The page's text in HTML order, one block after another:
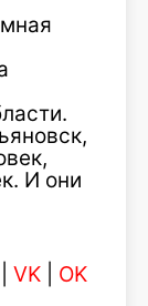
И они
VK
OK